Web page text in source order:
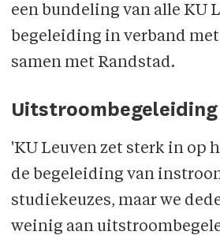
een bundeling van alle KU
begeleiding in verband
samen met Randstad.
Uitstroombegeleiding
'KU Leuven zet sterk in op
de begeleiding van
studiekeuzes, maar we
weinig aan